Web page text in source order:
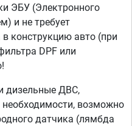
ЭБУ (Электронного
и не требует
конструкцию авто (при
DPF или
дизельные ДВС,
необходимости, возможно
датчика (лямбда